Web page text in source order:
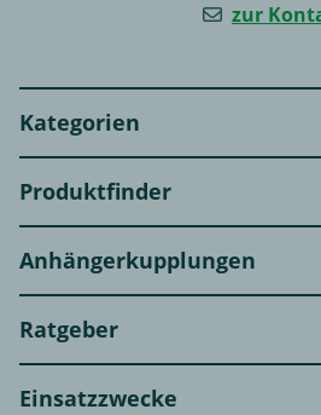
zur
Kategorien
Produktfinder
Anhängerkupplungen
Ratgeber
Einsatzzwecke